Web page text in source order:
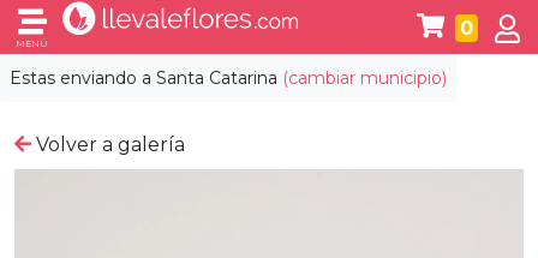
Estas enviando a Santa Catarina (cambiar municipio)
MENÚ
0
Volver a galería